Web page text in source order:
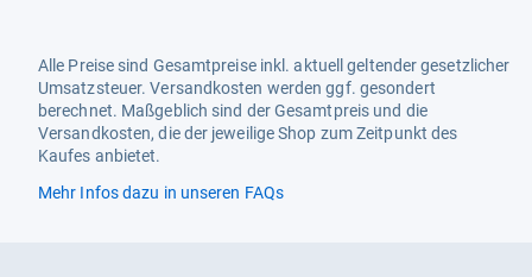
Alle Preise sind Gesamtpreise inkl. aktuell geltender gesetzlicher
Umsatzsteuer. Versandkosten werden ggf. gesondert
berechnet. Maßgeblich sind der Gesamtpreis und die
Versandkosten, die der jeweilige Shop zum Zeitpunkt des
Kaufes anbietet.
Mehr Infos dazu in unseren FAQs